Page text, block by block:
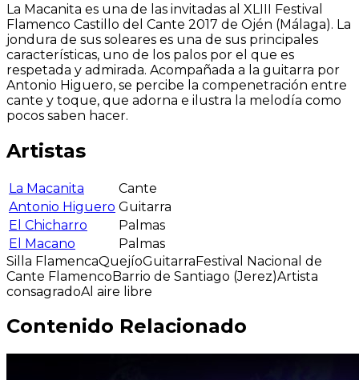
La Macanita es una de las invitadas al XLIII Festival
Flamenco Castillo del Cante 2017 de Ojén (Málaga). La
jondura de sus soleares es una de sus principales
características, uno de los palos por el que es
respetada y admirada. Acompañada a la guitarra por
Antonio Higuero, se percibe la compenetración entre
cante y toque, que adorna e ilustra la melodía como
pocos saben hacer.
Artistas
La Macanita
Cante
Antonio Higuero Guitarra
El Chicharro
Palmas
El Macano
Palmas
Silla FlamencaQuejíoGuitarraFestival Nacional de
Cante FlamencoBarrio de Santiago (Jerez)Artista
consagradoAl aire libre
Contenido Relacionado